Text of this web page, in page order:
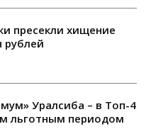
пресекли хищение
рублей
Уралсиба – в Топ-4
льготным периодом